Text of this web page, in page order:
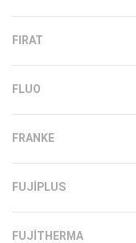
FIRAT
FLUO
FRANKE
FUJIPLUS
FUJITHERMA